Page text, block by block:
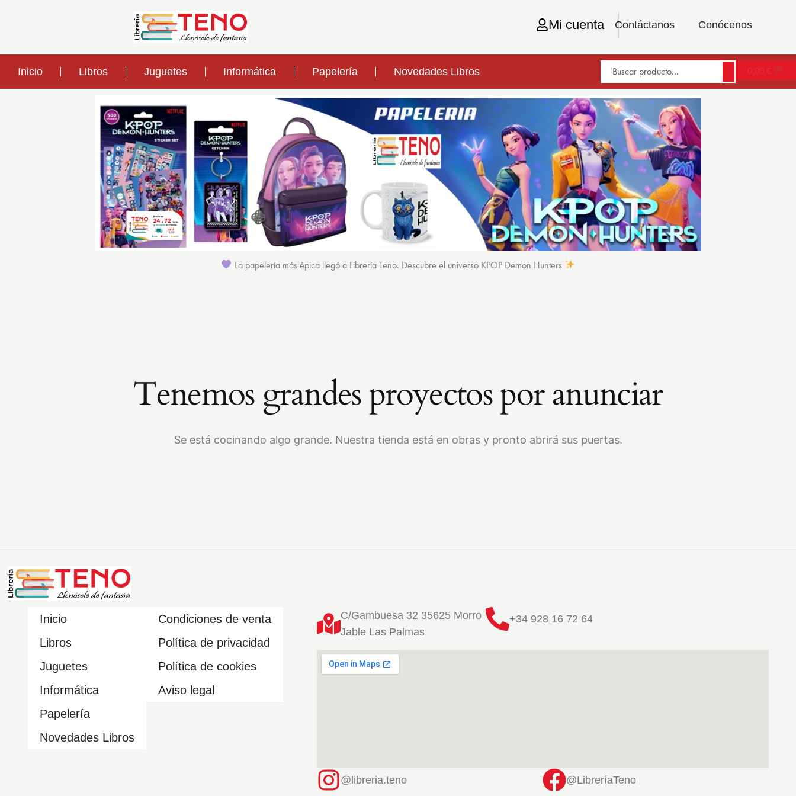
Contáctanos Conócenos
Mi cuenta
Inicio Libros Juguetes Informática Papelería Novedades Libros 0,00 €
La papelería más épica llegó a Librería Teno. Descubre el universo KPOP Demon Hunters
Tenemos grandes proyectos por anunciar
Se está cocinando algo grande. Nuestra tienda está en obras y pronto abrirá sus puertas.
Inicio
Libros
Juguetes
Informática
Papelería
Novedades Libros
Condiciones de venta
Política de privacidad
Política de cookies
Aviso legal
C/Gambuesa 32 35625 Morro
Jable Las Palmas
+34 928 16 72 64
@libreria.teno @LibreríaTeno